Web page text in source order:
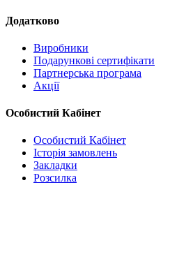
Додатково
Виробники
Подарункові сертифікати
Партнерська програма
Акції
Особистий Кабінет
Особистий Кабінет
Історія замовлень
Закладки
Розсилка